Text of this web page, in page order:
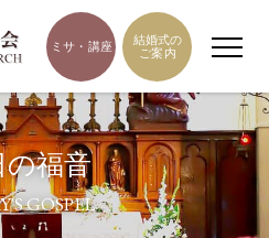
ミサ・講座
結婚式の
ご案内
の福音
GOSPEL